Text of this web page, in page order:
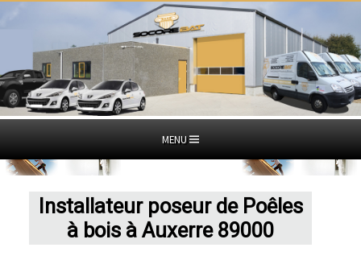
MENU
Installateur poseur de Poêles
à bois à Auxerre 89000